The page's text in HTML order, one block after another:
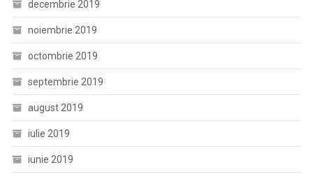
decembrie 2019
noiembrie 2019
octombrie 2019
septembrie 2019
august 2019
iulie 2019
iunie 2019